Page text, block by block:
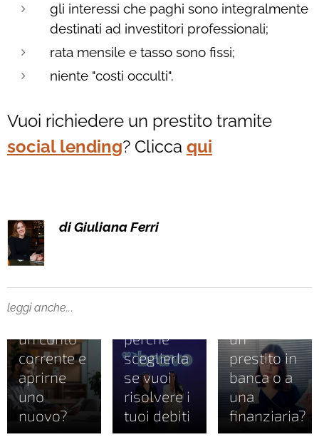
gli interessi che paghi sono integralmente
destinati ad investitori professionali;
rata mensile e tasso sono fissi;
niente "costi occulti".
Vuoi richiedere un prestito tramite
social lending? Clicca qui
di Giuliana Ferri
leggi anche...
Come
chiudere
un conto
corrente e
aprirne
uno
nuovo?
perchè
sceglierla
se vuoi
risolvere i
tuoi debiti
un
prestito in
banca o a
una
finanziaria?